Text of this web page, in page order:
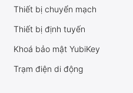
Thiết bị chuyển mạch
Thiết bị định tuyến
Khoá bảo mật YubiKey
Trạm điện di động